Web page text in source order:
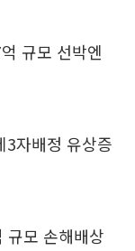
규모 선박엔
자배정 유상증
모 손해배상